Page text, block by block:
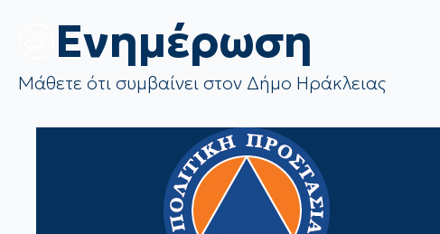
Eνημέρωση
Μάθετε ότι συμβαίνει στον Δήμο Ηράκλειας